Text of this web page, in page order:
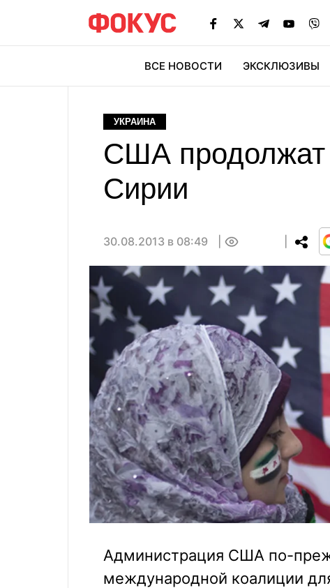
ВСЕ НОВОСТИ ЭКСКЛЮЗИВЫ
УКРАИНА
США продолжат
Сирии
30.08.2013 в 08:49
Администрация США по-
международной коалиции